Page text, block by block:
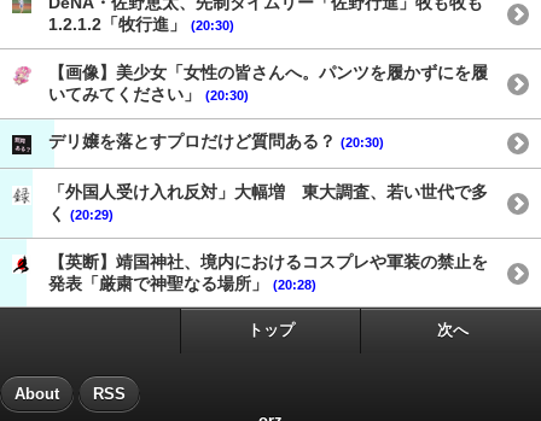
1.2.1.2「牧行進」
(20:30)
【画像】美少女「女性の皆さんへ。パンツを履かずにを履
いてみてください」
(20:30)
デリ嬢を落とすプロだけど質問ある？ (20:30)
「外国人受け入れ反対」大幅増 東大調査、若い世代で多
く
(20:29)
【英断】靖国神社、境内におけるコスプレや軍装の禁止を
発表「厳粛で神聖なる場所」
(20:28)
トップ 次へ
About RSS